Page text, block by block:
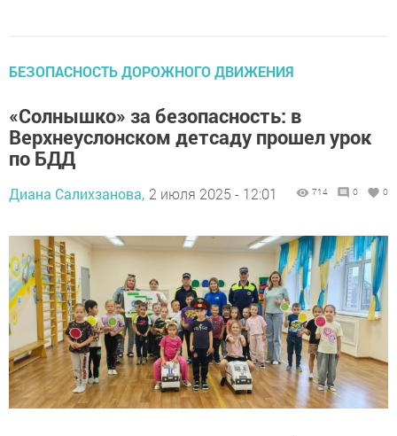
БЕЗОПАСНОСТЬ ДОРОЖНОГО ДВИЖЕНИЯ
«Солнышко» за безопасность: в
Верхнеуслонском детсаду прошел урок
по БДД
Диана Салихзанова, 2 июля 2025 - 12:01 714 0 0